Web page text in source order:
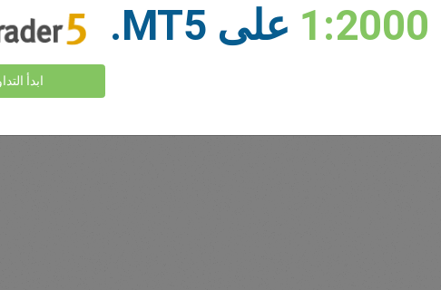
أخبار السوق
1:2000 على MT5.
ابدأ